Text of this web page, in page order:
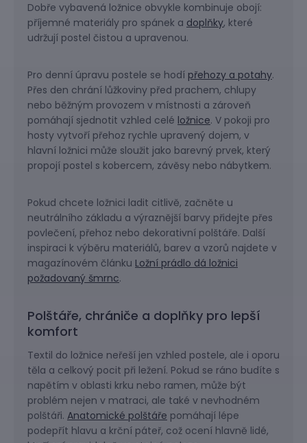
Dobře vybavená ložnice obvykle kombinuje obojí:
příjemné materiály pro spánek a doplňky, které
udržují postel čistou a upravenou.
Pro denní úpravu postele se hodí přehozy a potahy.
Přes den chrání lůžkoviny před prachem, chlupy
nebo běžným provozem v místnosti a zároveň
pomáhají sjednotit vzhled celé ložnice. V pokoji pro
hosty vytvoří přehoz rychle upravený dojem, v
hlavní ložnici může sloužit jako barevný prvek, který
propojí postel s kobercem, závěsy nebo nábytkem.
Pokud chcete ložnici ladit citlivě, začněte u
neutrálního základu a výraznější barvy přidejte přes
povlečení, přehoz nebo dekorativní polštáře. Další
inspiraci k výběru materiálů, barev a vzorů najdete v
magazínovém článku Ložní prádlo dá ložnici
požadovaný šmrnc.
Polštáře, chrániče a doplňky pro lepší
komfort
Textil do ložnice neřeší jen vzhled postele, ale i oporu
těla a celkový pocit při ležení. Pokud se ráno budíte s
napětím v oblasti krku nebo ramen, může být
problém nejen v matraci, ale také v nevhodném
polštáři. Anatomické polštáře pomáhají lépe
podepřít hlavu a krční páteř, což ocení hlavně lidé,